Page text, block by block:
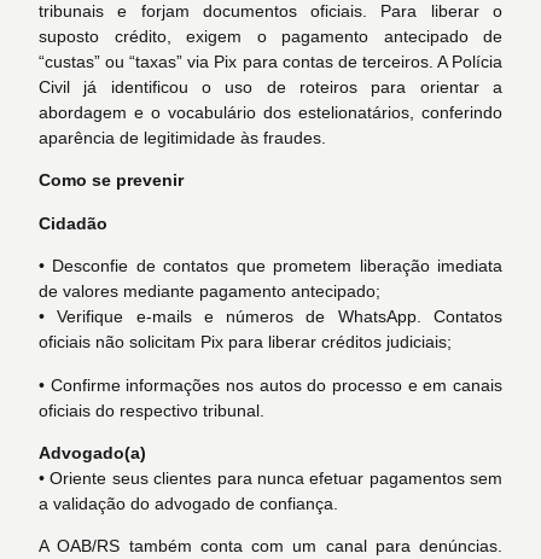
tribunais e forjam documentos oficiais. Para liberar o
suposto crédito, exigem o pagamento antecipado de
“custas” ou “taxas” via Pix para contas de terceiros. A Polícia
Civil já identificou o uso de roteiros para orientar a
abordagem e o vocabulário dos estelionatários, conferindo
aparência de legitimidade às fraudes.
Como se prevenir
Cidadão
• Desconfie de contatos que prometem liberação imediata
de valores mediante pagamento antecipado;
• Verifique e-mails e números de WhatsApp. Contatos
oficiais não solicitam Pix para liberar créditos judiciais;
• Confirme informações nos autos do processo e em canais
oficiais do respectivo tribunal.
Advogado(a)
• Oriente seus clientes para nunca efetuar pagamentos sem
a validação do advogado de confiança.
A OAB/RS também conta com um canal para denúncias.